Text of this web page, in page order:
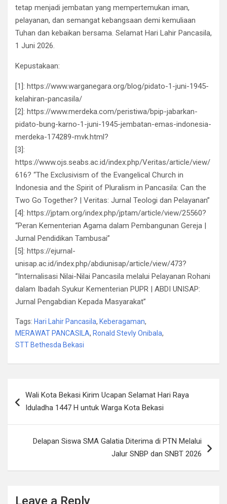
tetap menjadi jembatan yang mempertemukan iman,
pelayanan, dan semangat kebangsaan demi kemuliaan
Tuhan dan kebaikan bersama. Selamat Hari Lahir Pancasila,
1 Juni 2026.
Kepustakaan:
[1]: https://www.warganegara.org/blog/pidato-1-juni-1945-
kelahiran-pancasila/
[2]: https://www.merdeka.com/peristiwa/bpip-jabarkan-
pidato-bung-karno-1-juni-1945-jembatan-emas-indonesia-
merdeka-174289-mvk.html?
[3]:
https://www.ojs.seabs.ac.id/index.php/Veritas/article/view/
616? “The Exclusivism of the Evangelical Church in
Indonesia and the Spirit of Pluralism in Pancasila: Can the
Two Go Together? | Veritas: Jurnal Teologi dan Pelayanan”
[4]: https://jptam.org/index.php/jptam/article/view/25560?
“Peran Kementerian Agama dalam Pembangunan Gereja |
Jurnal Pendidikan Tambusai”
[5]: https://ejurnal-
unisap.ac.id/index.php/abdiunisap/article/view/473?
“Internalisasi Nilai-Nilai Pancasila melalui Pelayanan Rohani
dalam Ibadah Syukur Kementerian PUPR | ABDI UNISAP:
Jurnal Pengabdian Kepada Masyarakat”
Tags: Hari Lahir Pancasila, Keberagaman,
MERAWAT PANCASILA, Ronald Stevly Onibala,
STT Bethesda Bekasi
navigation
Wali Kota Bekasi Kirim Ucapan Selamat Hari Raya
Iduladha 1447 H untuk Warga Kota Bekasi
Delapan Siswa SMA Galatia Diterima di PTN Melalui
Jalur SNBP dan SNBT 2026
Leave a Reply